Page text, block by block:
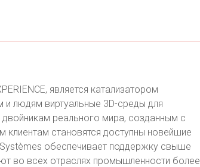
является катализатором
людям виртуальные 3D-среды для
реального мира, созданным с
становятся доступны новейшие
обеспечивает поддержку свыше
во всех отраслях промышленности более